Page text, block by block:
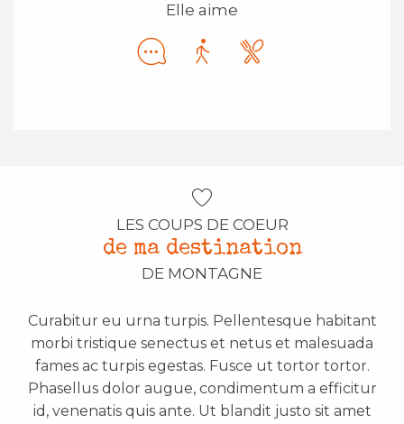
Elle aime
LES COUPS DE COEUR
de ma destination
DE MONTAGNE
Curabitur eu urna turpis. Pellentesque habitant
morbi tristique senectus et netus et malesuada
fames ac turpis egestas. Fusce ut tortor tortor.
Phasellus dolor augue, condimentum a efficitur
id, venenatis quis ante. Ut blandit justo sit amet